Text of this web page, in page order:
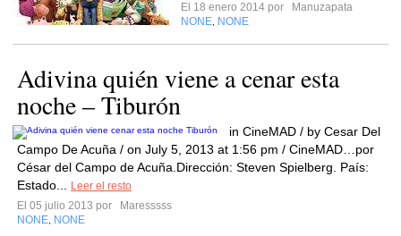
El 18 enero 2014 por
Manuzapata
NONE NONE
Adivina quién viene a cenar esta
noche – Tiburón
in CineMAD / by Cesar Del
Campo De Acuña / on July 5, 2013 at 1:56 pm / CineMAD…por
César del Campo de Acuña.Dirección: Steven Spielberg. País:
Estado...
Leer el resto
El 05 julio 2013 por
Maresssss
NONE NONE